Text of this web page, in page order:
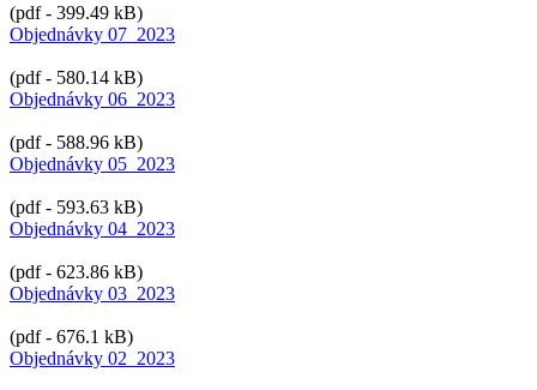
(pdf - 399.49 kB)
Objednávky 07_2023
(pdf - 580.14 kB)
Objednávky 06_2023
(pdf - 588.96 kB)
Objednávky 05_2023
(pdf - 593.63 kB)
Objednávky 04_2023
(pdf - 623.86 kB)
Objednávky 03_2023
(pdf - 676.1 kB)
Objednávky 02_2023